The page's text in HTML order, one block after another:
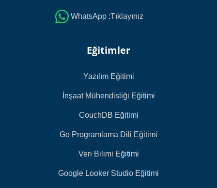
WhatsApp :Tıklayınız
Eğitimler
Yazılım Eğitimi
İnşaat Mühendisliği Eğitimi
CouchDB Eğitimi
Go Programlama Dili Eğitimi
Veri Bilimi Eğitimi
Google Looker Studio Eğitimi